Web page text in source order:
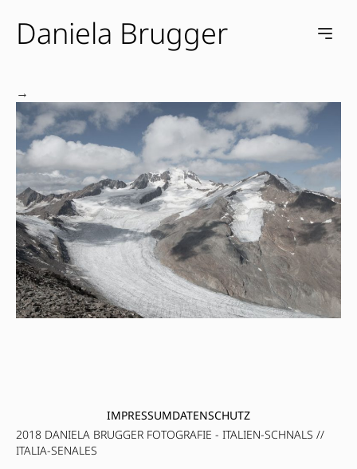
Daniela Brugger Open
menu
IMPRESSUMDATENSCHUTZ
2018 DANIELA BRUGGER FOTOGRAFIE - ITALIEN-SCHNALS //
ITALIA-SENALES